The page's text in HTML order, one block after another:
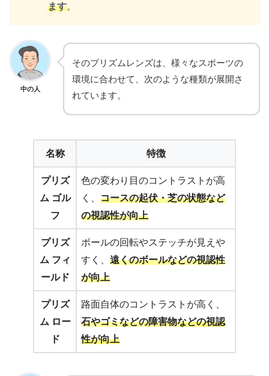
ます。
中の人
そのプリズムレンズは、様々なスポーツの
環境に合わせて、次のような種類が展開さ
れています。
名称 特徴
プリズ
ム ゴル
フ
色の変わり目のコントラストが高
く、 コースの起伏・芝の状態など
の視認性が向上
プリズ
ム フィ
ールド
ボールの回転やステッチが見えや
すく、 遠くのボールなどの視認性
が向上
プリズ
ム ロー
ド
路面自体のコントラストが高く、
石やゴミなどの障害物などの視認
性が向上